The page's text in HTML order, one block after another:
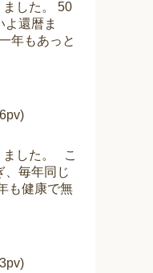
した。 50
還暦ま
年もあっと
ました。 こ
、毎年同じ
も健康で無